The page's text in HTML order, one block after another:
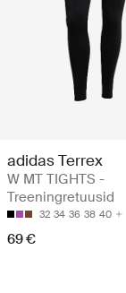
adidas Terrex
W MT TIGHTS -
Treeningretuusid
32 34 36 38 40
69 €